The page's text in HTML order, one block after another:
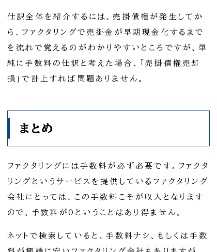
仕訳全体を紹介するには、売掛債権が発生してか
ら、ファクタリングで売掛金が早期現金化するまで
を流れで覚えるのがわかりやすいところですが、単
純に手数料の仕訳と考えた場合、「売掛債権売却
損」で計上すれば問題ありません。
まとめ
ファクタリングには手数料が必ず必要です。ファクタ
リングというサービスを提供しているファクタリング
会社にとっては、この手数料こそが収入となります
ので、手数料が0ということはあり得ません。
ネットで検索していると、手数料ナシ、もしくは手数